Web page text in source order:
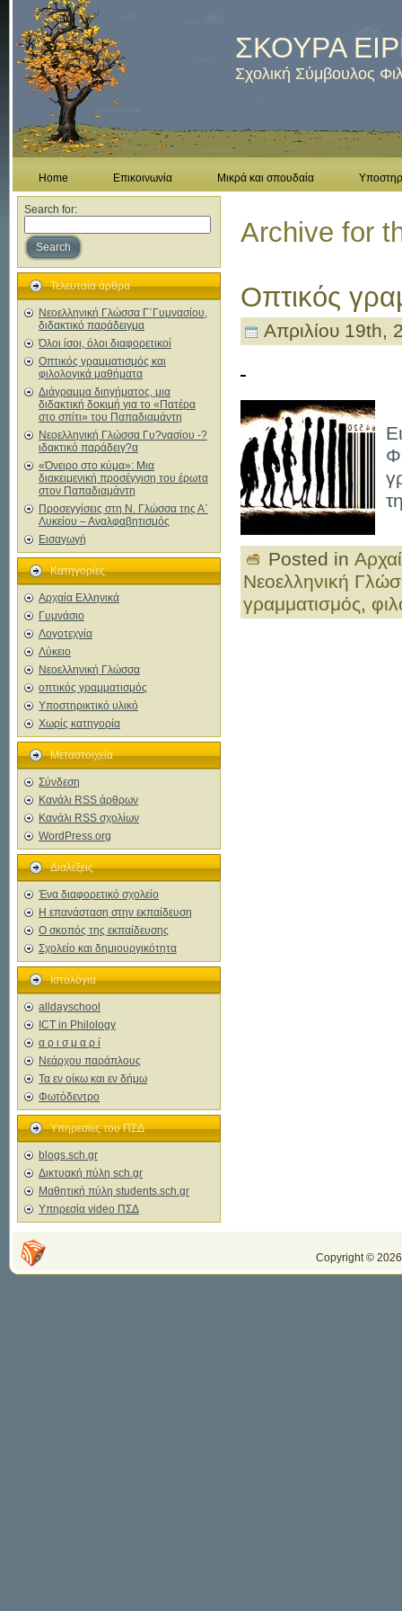
ΣΚΟΥΡΑ
Σχολική Σύμβουλος
Home Επικοινωνία Μικρά και σπουδαία
Search for:
Search
Τελευταία άρθρα
Νεοελληνική Γλώσσα Γ΄Γυμνασίου,
διδακτικό παράδειγμα
Όλοι ίσοι, όλοι διαφορετικοί
Οπτικός γραμματισμός και
φιλολογικά μαθήματα
Διάγραμμα διηγήματος, μια
διδακτική δοκιμή για το «Πατέρα
στο σπίτι» του Παπαδιαμάντη
Νεοελληνική Γλώσσα Γυ?νασίου -?
ιδακτικό παράδειγ?α
«Όνειρο στο κύμα»: Μια
διακειμενική προσέγγιση του έρωτα
στον Παπαδιαμάντη
Προσεγγίσεις στη Ν. Γλώσσα της Α΄
Λυκείου – Αναλφαβητισμός
Εισαγωγή
Κατηγορίες
Αρχαία Ελληνικά
Γυμνάσιο
Λογοτεχνία
Λύκειο
Νεοελληνική Γλώσσα
οπτικός γραμματισμός
Υποστηρικτικό υλικό
Χωρίς κατηγορία
Μεταστοιχεία
Σύνδεση
Κανάλι RSS άρθρων
Κανάλι RSS σχολίων
WordPress.org
Διαλέξεις
Ένα διαφορετικό σχολείο
Η επανάσταση στην εκπαίδευση
Ο σκοπός της εκπαίδευσης
Σχολείο και δημιουργικότητα
Ιστολόγια
alldayschool
ICT in Philology
α ρ ι σ μ α ρ ί
Νεάρχου παράπλους
Τα εν οίκω και εν δήμω
Φωτόδεντρο
Υπηρεσίες του ΠΣΔ
blogs.sch.gr
Δικτυακή πύλη sch.gr
Μαθητική πύλη students.sch.gr
Υπηρεσία video ΠΣΔ
Archive for
Οπτικός
Απριλίου 19th,
Posted in
Νεοελληνική
γραμματισμός,
Copyright ©